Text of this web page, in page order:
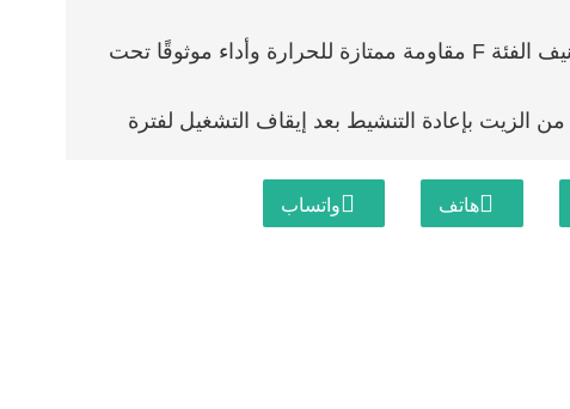
يضمن تصنيف الفئة F مقاومة ممتازة للحرارة وأداء موثوقًا تحت
الزيت بإعادة التنشيط بعد إيقاف التشغيل لفترة
ممتاز وتكوينات أسلاك مرنة.
هاتف واتساب